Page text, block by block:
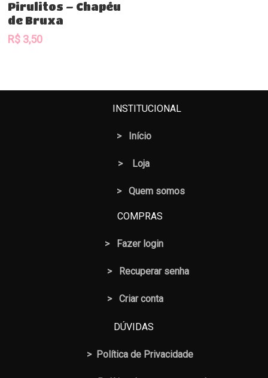
Pirulitos – Chapéu
de Bruxa
R$ 3,50
INSTITUCIONAL
> Início
> Loja
> Quem somos
COMPRAS
> Fazer login
> Recuperar senha
> Criar conta
DÚVIDAS
> Política de Privacidade